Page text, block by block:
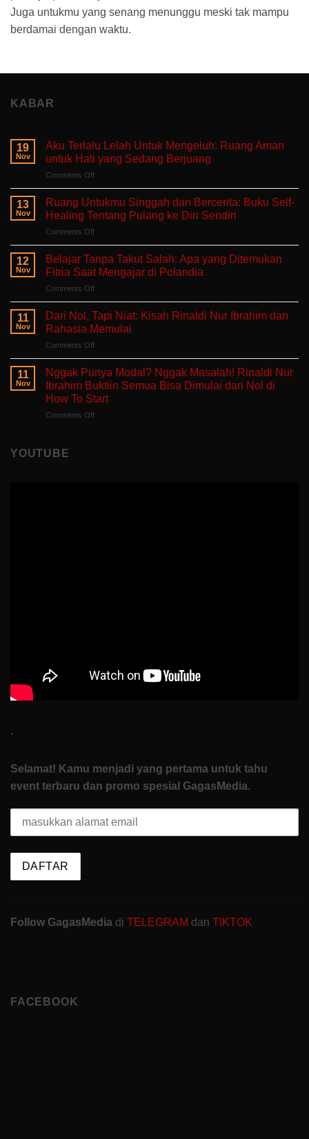
Juga untukmu yang senang menunggu meski tak mampu
berdamai dengan waktu.
KABAR
19
Nov
Aku Terlalu Lelah Untuk Mengeluh: Ruang Aman
untuk Hati yang Sedang Berjuang
Comments Offon
Aku
Terlalu
Lelah
Untuk
Mengeluh:
Ruang
Aman
untuk
Sedang
Berjuang
13
Nov
Ruang Untukmu Singgah dan Bercerita: Buku Self-
Healing Tentang Pulang ke Diri Sendiri
Comments Offon
Ruang
Untukmu
Singgah
dan
Bercerita:
Buku
Self-
Healing
ke
Diri
Sendiri
12
Nov
Belajar Tanpa Takut Salah: Apa yang Ditemukan
Fitria Saat Mengajar di Polandia
Comments Offon
Belajar
Tanpa
Takut
Salah:
Apa
yang
Ditemukan
Fitria
Saat
11
Nov
Dari Nol, Tapi Niat: Kisah Rinaldi Nur Ibrahim dan
Rahasia Memulai
Comments Offon
Dari
Nol,
Tapi
Niat:
Kisah
Rinaldi
11
Nov
Nggak Punya Modal? Nggak Masalah! Rinaldi Nur
Ibrahim Buktiin Semua Bisa Dimulai dari Nol di
How To Start
Comments Offon
YOUTUBE
.
Selamat! Kamu menjadi yang pertama untuk tahu
event terbaru dan promo spesial GagasMedia.
Follow GagasMedia di TELEGRAM dan TIKTOK
FACEBOOK